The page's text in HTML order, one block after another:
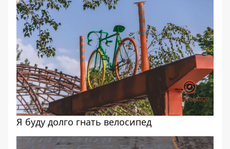
Я буду долго гнать велосипед